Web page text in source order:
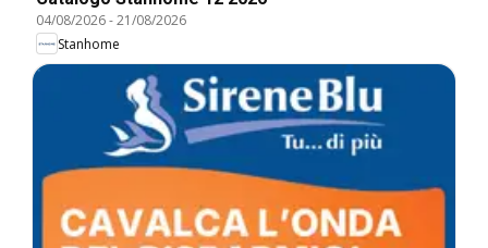
04/08/2026-21/08/2026
Stanhome